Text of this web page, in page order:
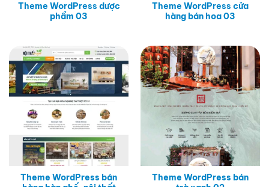
Theme WordPress dược
phẩm 03
Theme WordPress cửa
hàng bán hoa 03
Theme WordPress bán
Theme WordPress bán